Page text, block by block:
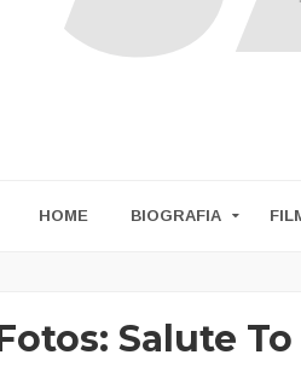
HOME BIOGRAFIA
Salute